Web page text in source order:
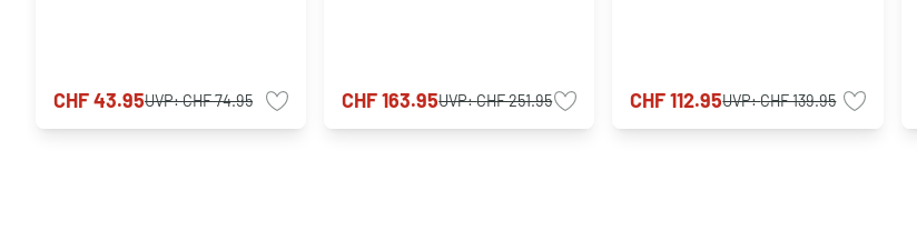
CHF 43.95UVP:CHF 74.95 CHF 163.95UVP:CHF 251.95 CHF 112.95UVP:CHF 139.95